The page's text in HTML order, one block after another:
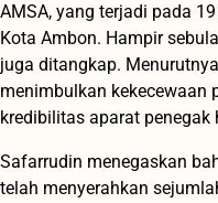
AMSA, yang terjadi pada
Kota Ambon. Hampir
juga ditangkap.
menimbulkan kekecewaan
kredibilitas aparat penegak
Safarrudin menegaskan
telah menyerahkan